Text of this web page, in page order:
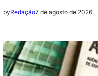
byRedação7 de agosto de 2026